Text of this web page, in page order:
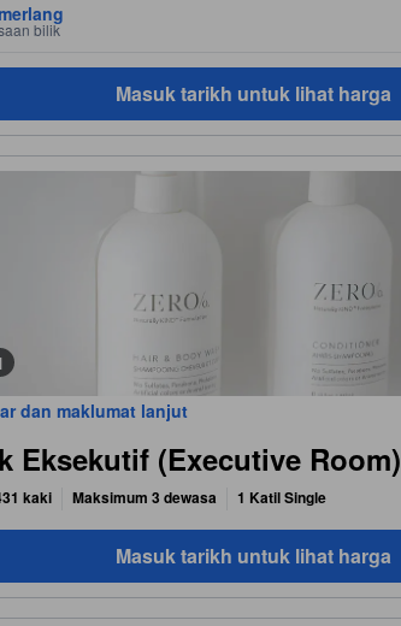
bilik
Masuk tarikh untuk lihat harga
dan maklumat lanjut
Eksekutif (Executive Room)
kaki Maksimum 3 dewasa 1 Katil Single
Masuk tarikh untuk lihat harga